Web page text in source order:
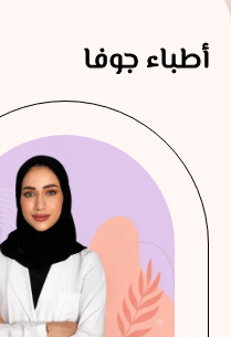
أطباء جوفا